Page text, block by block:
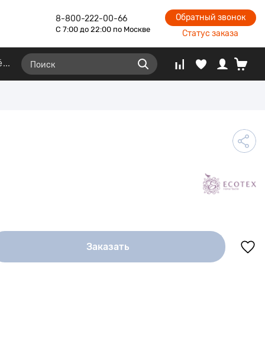
8-800-222-00-66
С 7:00 до 22:00 по Москве
Обратный звонок
Статус заказа
Заказать